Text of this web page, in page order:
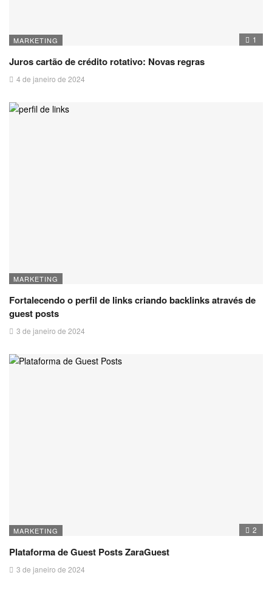
MARKETING 1
Juros cartão de crédito rotativo: Novas regras
4 de janeiro de 2024
MARKETING
Fortalecendo o perfil de links criando backlinks através de
guest posts
3 de janeiro de 2024
MARKETING 2
Plataforma de Guest Posts ZaraGuest
3 de janeiro de 2024